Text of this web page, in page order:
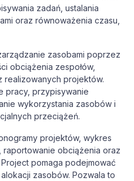
zadań, ustalania
oraz równoważenia czasu,
zasobami poprzez
obciążenia zespołów,
realizowanych projektów.
pracy, przypisywanie
wykorzystania zasobów i
przeciążeń.
projektów, wykres
, raportowanie obciążenia oraz
pomaga podejmować
zasobów. Pozwala to